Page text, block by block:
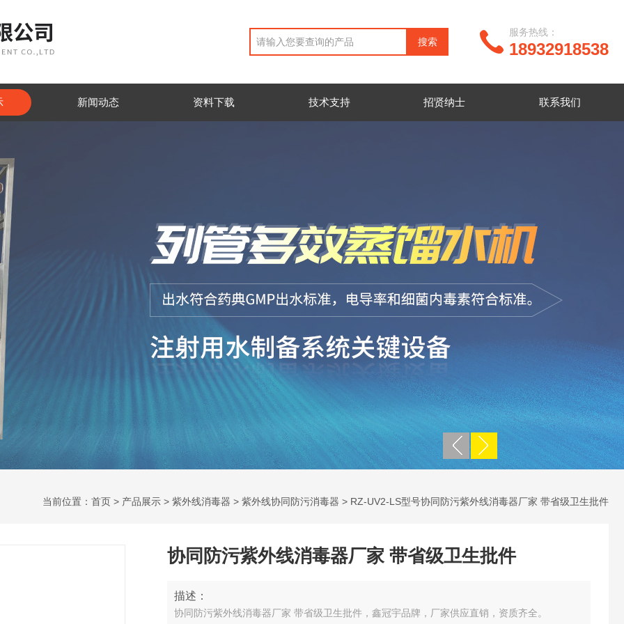
18932918538
服务热线：
新闻动态 资料下载 技术支持 招贤纳士 联系我们
当前位置： 首页 > 产品展示 > 紫外线消毒器 > 紫外线协同防污消毒器 > RZ-UV2-LS型号协同防污紫外线消毒器厂家 带省级卫生批件
协同防污紫外线消毒器厂家 带省级卫生批件
描述：
协同防污紫外线消毒器厂家 带省级卫生批件，鑫冠宇品牌，厂家供应直销，资质齐全。